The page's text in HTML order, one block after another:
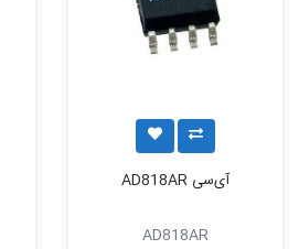
آی‌سی AD818AR
AD818AR